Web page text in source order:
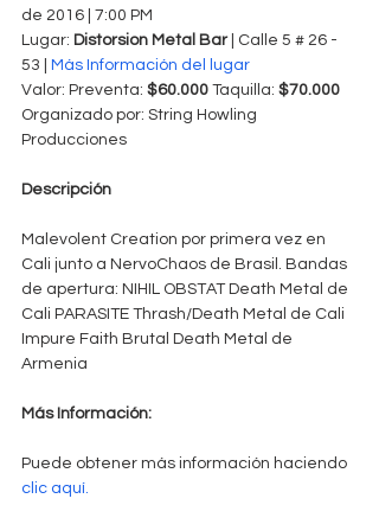
de 2016 | 7:00 PM
Lugar: Distorsion Metal Bar | Calle 5 # 26 -
53 | Más Información del lugar
Valor: Preventa: $60.000 Taquilla: $70.000
Organizado por: String Howling
Producciones
Descripción
Malevolent Creation por primera vez en
Cali junto a NervoChaos de Brasil. Bandas
de apertura: NIHIL OBSTAT Death Metal de
Cali PARASITE Thrash/Death Metal de Cali
Impure Faith Brutal Death Metal de
Armenia
Más Información:
Puede obtener más información haciendo
clic aquí.